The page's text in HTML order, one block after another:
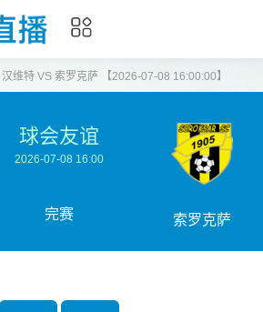
汉维特 VS 索罗克萨 【2026-07-08 16:00:00】
球会友谊
2026-07-08 16:00
完赛 索罗克萨